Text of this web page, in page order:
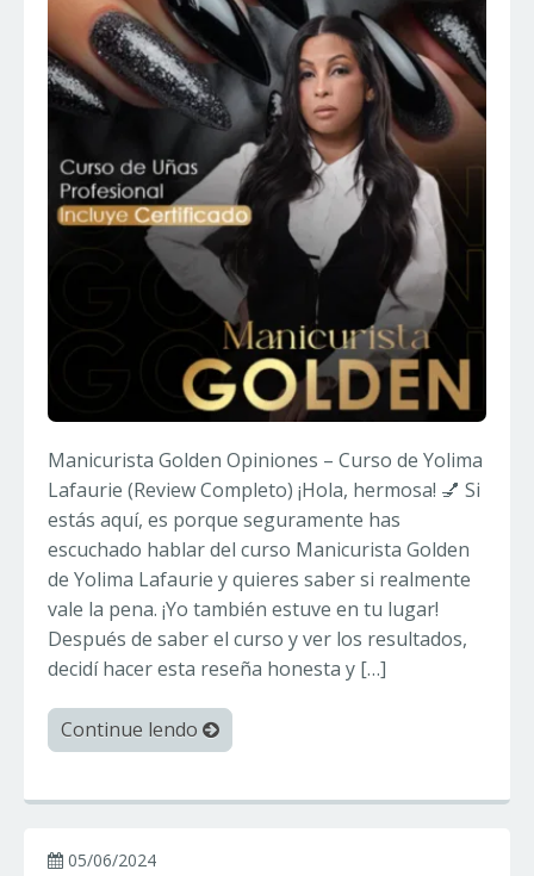
Manicurista Golden Opiniones – Curso de Yolima
Lafaurie (Review Completo) ¡Hola, hermosa! 💅 Si
estás aquí, es porque seguramente has
escuchado hablar del curso Manicurista Golden
de Yolima Lafaurie y quieres saber si realmente
vale la pena. ¡Yo también estuve en tu lugar!
Después de saber el curso y ver los resultados,
decidí hacer esta reseña honesta y […]
Continue lendo
05/06/2024